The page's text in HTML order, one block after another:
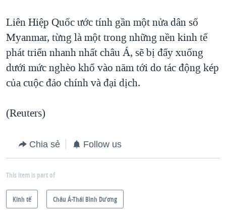
Liên Hiệp Quốc ước tính gần một nửa dân số
Myanmar, từng là một trong những nền kinh tế
phát triển nhanh nhất châu Á, sẽ bị đẩy xuống
dưới mức nghèo khổ vào năm tới do tác động kép
của cuộc đảo chính và đại dịch.
(Reuters)
Chia sẻ Follow us
This item is part of
Kinh tế Châu Á-Thái Bình Dương